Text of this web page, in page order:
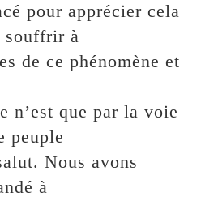
pour apprécier cela
souffrir à
de ce phénomène et
n’est que par la voie
peuple
Nous avons
à